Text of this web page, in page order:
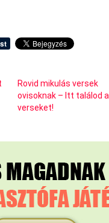
Rovid mikulás versek
ovisoknak – Itt találod a
verseket!